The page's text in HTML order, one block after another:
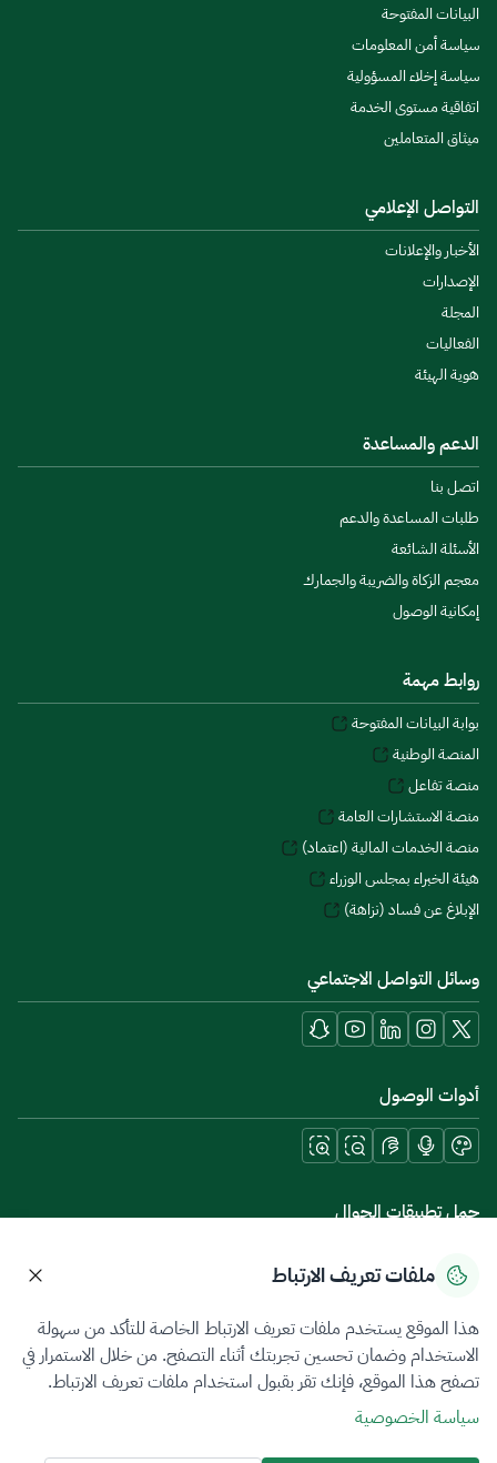
البيانات المفتوحة
سياسة أمن المعلومات
سياسة إخلاء المسؤولية
اتفاقية مستوى الخدمة
ميثاق المتعاملين
التواصل الإعلامي
الأخبار والإعلانات
الإصدارات
المجلة
الفعاليات
هوية الهيئة
الدعم والمساعدة
اتصل بنا
طلبات المساعدة والدعم
الأسئلة الشائعة
معجم الزكاة والضريبة والجمارك
إمكانية الوصول
روابط مهمة
بوابة البيانات المفتوحة
المنصة الوطنية
منصة تفاعل
منصة الاستشارات العامة
منصة الخدمات المالية (اعتماد)
هيئة الخبراء بمجلس الوزراء
الإبلاغ عن فساد (نزاهة)
وسائل التواصل الاجتماعي
أدوات الوصول
حمل تطبيقات الجوال
سياسة الخصوصيةشروط الاستخدامخريطة الموقع
جميع الحقوق محفوظة 2026 © ZATCA.GOV.SA
تم تطويره وصيانته بواسطة هيئة الزكاة والضريبة والجمارك
ملفات تعريف الارتباط
هذا الموقع يستخدم ملفات تعريف الارتباط الخاصة للتأكد من سهولة
الاستخدام وضمان تحسين تجربتك أثناء التصفح. من خلال الاستمرار في
تصفح هذا الموقع، فإنك تقر بقبول استخدام ملفات تعريف الارتباط.
سياسة الخصوصية